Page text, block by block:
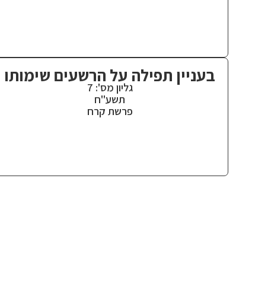
בעניין תפילה על הרשעים שימותו
גליון מס': 7
תשע"ח
פרשת קרח